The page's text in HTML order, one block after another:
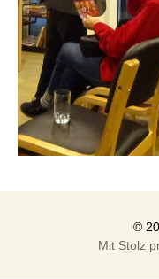
Mit Stolz